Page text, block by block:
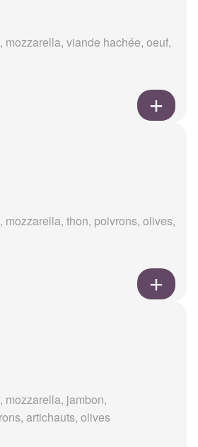
mozzarella, viande hachée, oeuf,
mozzarella, thon, poivrons, olives,
mozzarella, jambon,
artichauts, olives